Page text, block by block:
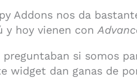
Addons nos da
y hoy vienen con
preguntaban si somos
widget dan ganas de